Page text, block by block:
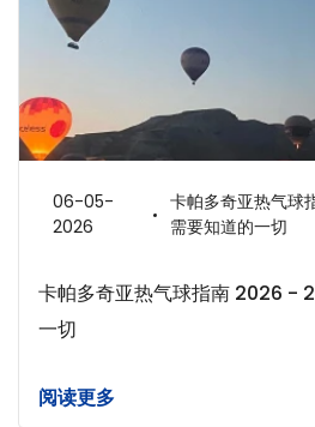
06-05-
2026
卡帕多奇亚热气
需要知道的一切
卡帕多奇亚热气球指南 2026 -
一切
阅读更多